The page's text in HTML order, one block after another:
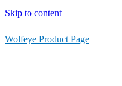
Skip to content
Wolfeye Product Page